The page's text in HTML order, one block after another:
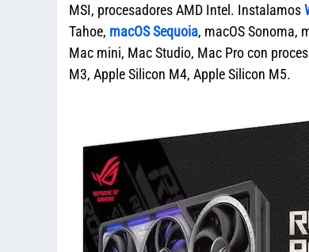
MSI, procesadores AMD Intel. Instalamos
Tahoe, macOS Sequoia, macOS Sonoma,
Mac mini, Mac Studio, Mac Pro con
M3, Apple Silicon M4, Apple Silicon M5.